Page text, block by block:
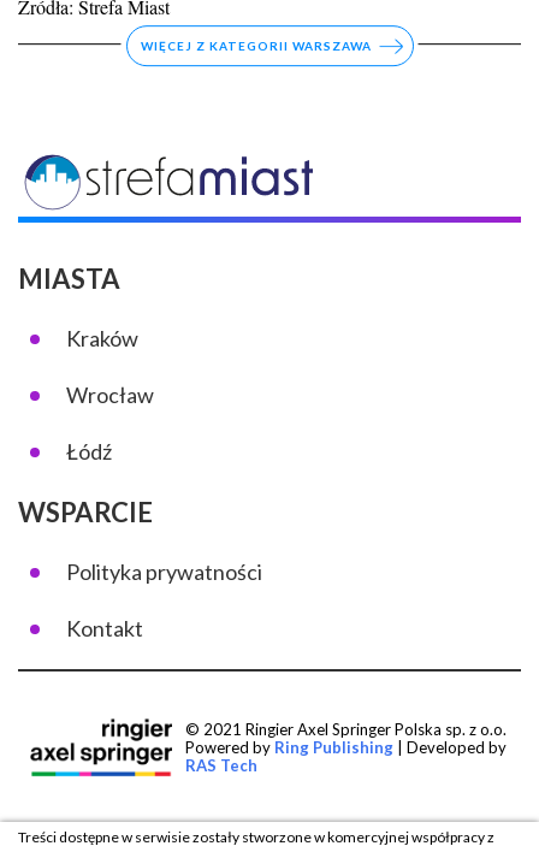
Źródła: Strefa Miast
WIĘCEJ Z KATEGORII WARSZAWA
Treści dostępne w serwisie zostały stworzone w komercyjnej współpracy z
MIASTA
Kraków
Wrocław
Łódź
WSPARCIE
Polityka prywatności
Kontakt
© 2021 Ringier Axel Springer Polska sp. z o.o.
Powered by Ring Publishing | Developed by
RAS Tech